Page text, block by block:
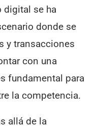
digital se ha
donde se
y transacciones
con una
fundamental para
la competencia.
allá de la